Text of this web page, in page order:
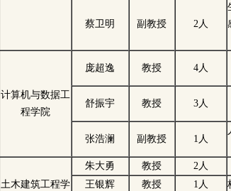
蔡卫明 副教授 2人
计算机与数据工
程学院
庞超逸 教授 4人
舒振宇 教授 3人
张浩澜 副教授 1人
土木建筑工程学
朱大勇 教授 2人
王银辉 教授 1人